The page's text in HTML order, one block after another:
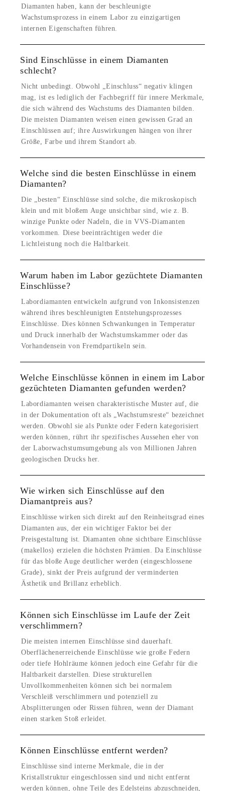
Diamanten haben, kann der beschleunigte
Wachstumsprozess in einem Labor zu einzigartigen
internen Eigenschaften führen.
Sind Einschlüsse in einem Diamanten
schlecht?
Nicht unbedingt. Obwohl „Einschluss“ negativ klingen
mag, ist es lediglich der Fachbegriff für innere Merkmale,
die sich während des Wachstums des Diamanten bilden.
Die meisten Diamanten weisen einen gewissen Grad an
Einschlüssen auf; ihre Auswirkungen hängen von ihrer
Größe, Farbe und ihrem Standort ab.
Welche sind die besten Einschlüsse in einem
Diamanten?
Die „besten“ Einschlüsse sind solche, die mikroskopisch
klein und mit bloßem Auge unsichtbar sind, wie z. B.
winzige Punkte oder Nadeln, die in VVS-Diamanten
vorkommen. Diese beeinträchtigen weder die
Lichtleistung noch die Haltbarkeit.
Warum haben im Labor gezüchtete Diamanten
Einschlüsse?
Labordiamanten entwickeln aufgrund von Inkonsistenzen
während ihres beschleunigten Entstehungsprozesses
Einschlüsse. Dies können Schwankungen in Temperatur
und Druck innerhalb der Wachstumskammer oder das
Vorhandensein von Fremdpartikeln sein.
Welche Einschlüsse können in einem im Labor
gezüchteten Diamanten gefunden werden?
Labordiamanten weisen charakteristische Muster auf, die
in der Dokumentation oft als „Wachstumsreste“ bezeichnet
werden. Obwohl sie als Punkte oder Federn kategorisiert
werden können, rührt ihr spezifisches Aussehen eher von
der Laborwachstumsumgebung als von Millionen Jahren
geologischen Drucks her.
Wie wirken sich Einschlüsse auf den
Diamantpreis aus?
Einschlüsse wirken sich direkt auf den Reinheitsgrad eines
Diamanten aus, der ein wichtiger Faktor bei der
Preisgestaltung ist. Diamanten ohne sichtbare Einschlüsse
(makellos) erzielen die höchsten Prämien. Da Einschlüsse
für das bloße Auge deutlicher werden (eingeschlossene
Grade), sinkt der Preis aufgrund der verminderten
Ästhetik und Brillanz erheblich.
Können sich Einschlüsse im Laufe der Zeit
verschlimmern?
Die meisten internen Einschlüsse sind dauerhaft.
Oberflächenerreichende Einschlüsse wie große Federn
oder tiefe Hohlräume können jedoch eine Gefahr für die
Haltbarkeit darstellen. Diese strukturellen
Unvollkommenheiten können sich bei normalem
Verschleiß verschlimmern und potenziell zu
Absplitterungen oder Rissen führen, wenn der Diamant
einen starken Stoß erleidet.
Können Einschlüsse entfernt werden?
Einschlüsse sind interne Merkmale, die in der
Kristallstruktur eingeschlossen sind und nicht entfernt
werden können, ohne Teile des Edelsteins abzuschneiden,